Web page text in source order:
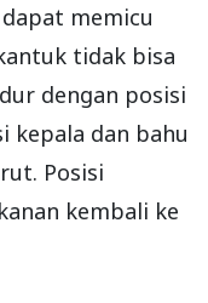
memicu
tidak bisa
dengan posisi
kepala dan bahu
Posisi
kembali ke